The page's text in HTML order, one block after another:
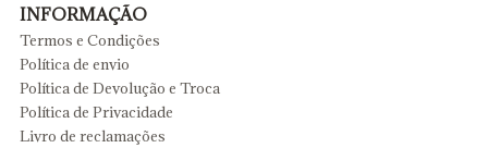
INFORMAÇÃO
Termos e Condições
Política de envio
Política de Devolução e Troca
Política de Privacidade
Livro de reclamações